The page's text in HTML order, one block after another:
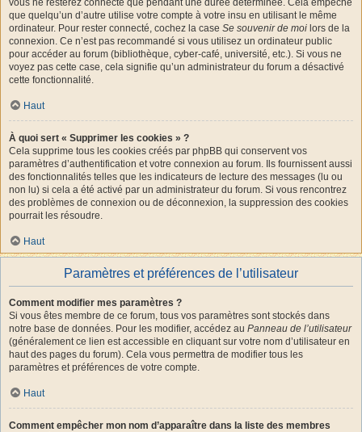
vous ne resterez connecté que pendant une durée déterminée. Cela empêche
que quelqu’un d’autre utilise votre compte à votre insu en utilisant le même
ordinateur. Pour rester connecté, cochez la case Se souvenir de moi lors de la
connexion. Ce n’est pas recommandé si vous utilisez un ordinateur public
pour accéder au forum (bibliothèque, cyber-café, université, etc.). Si vous ne
voyez pas cette case, cela signifie qu’un administrateur du forum a désactivé
cette fonctionnalité.
Haut
À quoi sert « Supprimer les cookies » ?
Cela supprime tous les cookies créés par phpBB qui conservent vos
paramètres d’authentification et votre connexion au forum. Ils fournissent aussi
des fonctionnalités telles que les indicateurs de lecture des messages (lu ou
non lu) si cela a été activé par un administrateur du forum. Si vous rencontrez
des problèmes de connexion ou de déconnexion, la suppression des cookies
pourrait les résoudre.
Haut
Paramètres et préférences de l’utilisateur
Comment modifier mes paramètres ?
Si vous êtes membre de ce forum, tous vos paramètres sont stockés dans
notre base de données. Pour les modifier, accédez au Panneau de l’utilisateur
(généralement ce lien est accessible en cliquant sur votre nom d’utilisateur en
haut des pages du forum). Cela vous permettra de modifier tous les
paramètres et préférences de votre compte.
Haut
Comment empêcher mon nom d’apparaître dans la liste des membres